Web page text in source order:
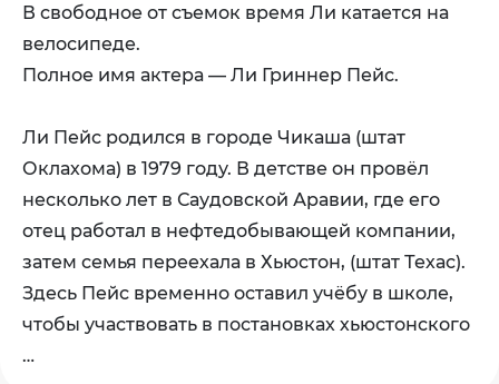
В свободное от съемок время Ли катается на
велосипеде.
Полное имя актера — Ли Гриннер Пейс.
Ли Пейс родился в городе Чикаша (штат
Оклахома) в 1979 году. В детстве он провёл
несколько лет в Саудовской Аравии, где его
отец работал в нефтедобывающей компании,
затем семья переехала в Хьюстон, (штат Техас).
Здесь Пейс временно оставил учёбу в школе,
чтобы участвовать в постановках хьюстонского
…